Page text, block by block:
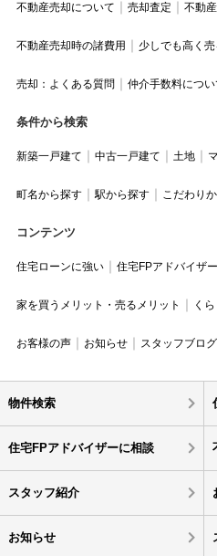
不動産売却について 売却査定 不動
不動産売却時の諸費用 少しでも高く売
売却：よくある質問 仲介手数料につい
条件から検索
新築一戸建て 中古一戸建て 土地
町名から探す 駅から探す こだわり
コンテンツ
住宅ローンに強い 住宅FPアドバイザ
家を買うメリット・売るメリット く
お客様の声 お知らせ スタッフブログ
物件検索
住宅FPアドバイザーに相談
スタッフ紹介
お知らせ